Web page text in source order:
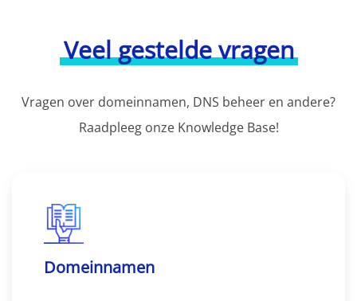
Veel gestelde vragen
Vragen over domeinnamen, DNS beheer en andere?
Raadpleeg onze Knowledge Base!
Domeinnamen